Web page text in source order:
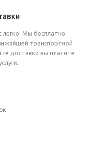
легко. Мы бесплатно
транспортной
доставки вы платите